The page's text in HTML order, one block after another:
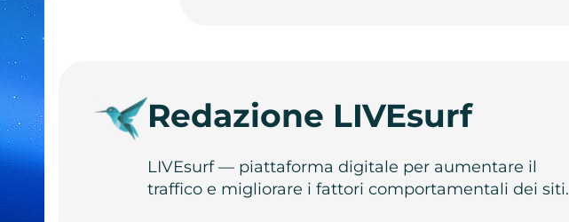
Redazione LIVEsurf
LIVEsurf — piattaforma digitale per aumentare il
traffico e migliorare i fattori comportamentali dei siti.